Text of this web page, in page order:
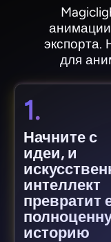
экспорта.
для
1.
Начните с
идеи, и
интеллект
превратит
историю